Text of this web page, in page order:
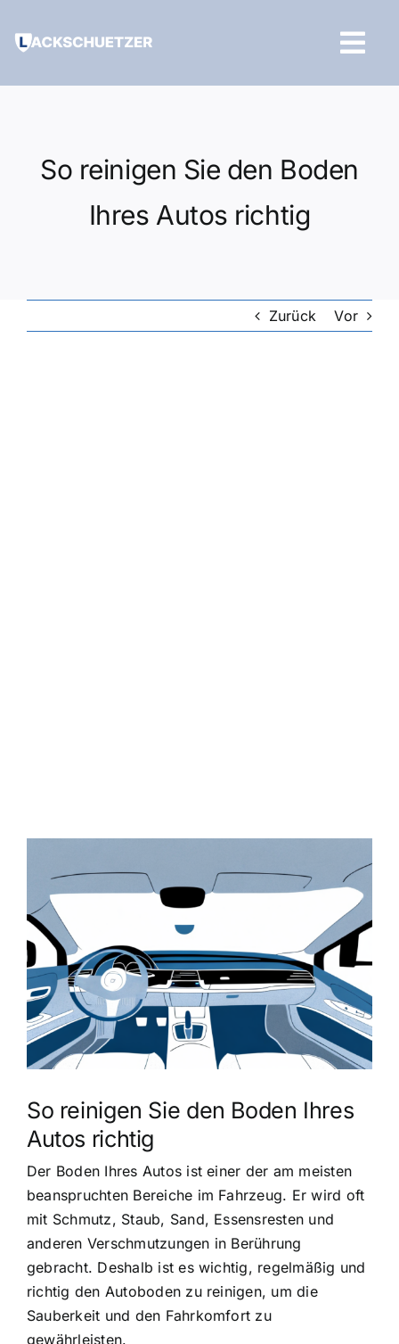
Inhalt
So reinigen Sie den Boden
Ihres Autos richtig
Zurück Vor
grösseres
Bild
So reinigen Sie den Boden Ihres
Autos richtig
Der Boden Ihres Autos ist einer der am meisten
beanspruchten Bereiche im Fahrzeug. Er wird oft
mit Schmutz, Staub, Sand, Essensresten und
anderen Verschmutzungen in Berührung
gebracht. Deshalb ist es wichtig, regelmäßig und
richtig den Autoboden zu reinigen, um die
Sauberkeit und den Fahrkomfort zu
gewährleisten.